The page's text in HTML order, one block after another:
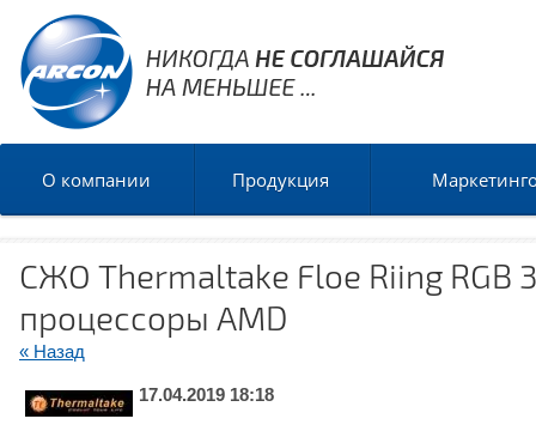
О компании Продукция
СЖО Thermaltake Floe Riing RGB
процессоры AMD
« Назад
17.04.2019 18:18